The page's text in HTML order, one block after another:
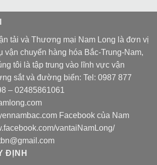
tải và Thương mại Nam Long là đơn vị
vận chuyển hàng hóa Bắc-Trung-Nam,
tôi là tập trung vào lĩnh vực vận
sắt và đường biển: Tel: 0987 877
– 02485861061
Facebook của Nam
vantaiNamLong/
ĐỊNH